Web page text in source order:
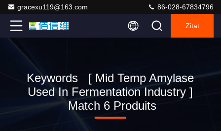
gracexu119@163.com 86-028-67834796
Zitat
Keywords [ Mid Temp Amylase
Used In Fermentation Industry ]
Match 6 Produits